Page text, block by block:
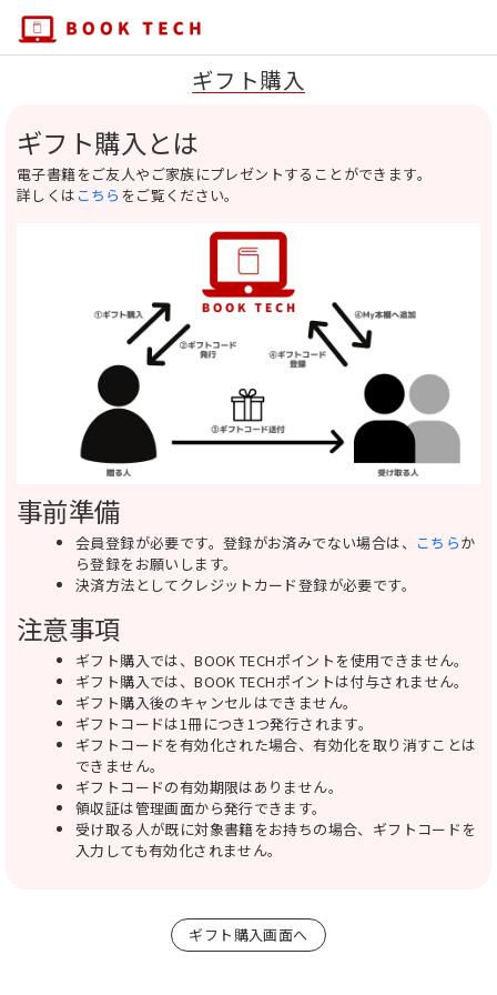
ギフト購入
ギフト購入とは
電子書籍をご友人やご家族にプレゼントすることができます。
詳しくは こちら をご覧ください。
事前準備
会員登録が必要です。登録がお済みでない場合は、 こちらか
ら登録をお願いします。
決済方法としてクレジットカード登録が必要です。
注意事項
ギフト購入では、BOOK TECHポイントを使用できません。
ギフト購入では、BOOK TECHポイントは付与されません。
ギフト購入後のキャンセルはできません。
ギフトコードは1冊につき1つ発行されます。
ギフトコードを有効化された場合、有効化を取り消すことは
できません。
ギフトコードの有効期限はありません。
領収証は管理画面から発行できます。
受け取る人が既に対象書籍をお持ちの場合、ギフトコードを
入力しても有効化されません。
ギフト購入画面へ